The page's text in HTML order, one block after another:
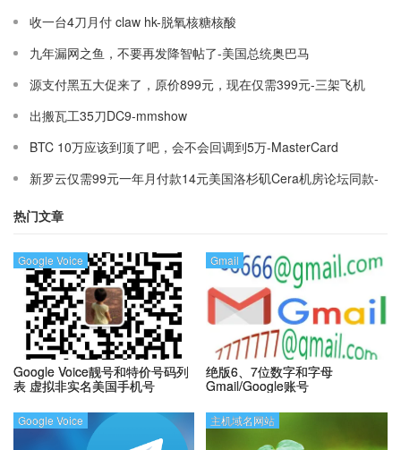
收一台4刀月付 claw hk-脱氧核糖核酸
九年漏网之鱼，不要再发降智帖了-美国总统奥巴马
源支付黑五大促来了，原价899元，现在仅需399元-三架飞机
出搬瓦工35刀DC9-mmshow
BTC 10万应该到顶了吧，会不会回调到5万-MasterCard
新罗云仅需99元一年月付款14元美国洛杉矶Cera机房论坛同款-
热门文章
Google Voice靓号和特价号码列
表 虚拟非实名美国手机号
Google Voice
绝版6、7位数字和字母
Gmail/Google账号
Gmail
Google Voice 主机域名网站